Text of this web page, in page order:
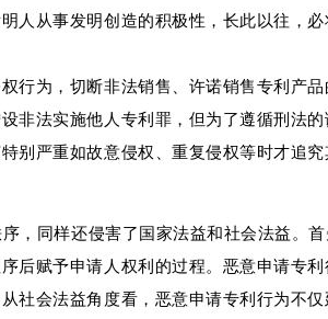
人从事发明创造的积极性，长此以往，
行为，切断非法销售、许诺销售专利产
非法实施他人专利罪，但为了遵循刑法
别严重如故意侵权、重复侵权等时才追究
，同样还侵害了国家法益和社会法益。
后赋予申请人权利的过程。恶意申请专
社会法益角度看，恶意申请专利行为不